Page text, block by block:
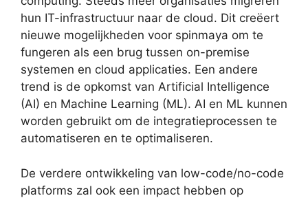
hun IT-infrastructuur naar de cloud. Dit creëert
nieuwe mogelijkheden voor spinmaya om te
fungeren als een brug tussen on-premise
systemen en cloud applicaties. Een andere
trend is de opkomst van Artificial Intelligence
(AI) en Machine Learning (ML). AI en ML kunnen
worden gebruikt om de integratieprocessen te
automatiseren en te optimaliseren.
De verdere ontwikkeling van low-code/no-code
platforms zal ook een impact hebben op